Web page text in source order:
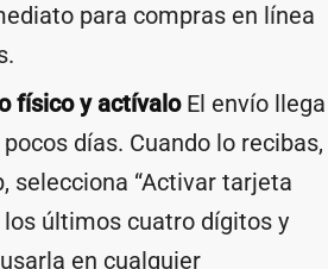
para compras en línea
físico y actívaloEl envío llega
días. Cuando lo recibas,
selecciona “Activar tarjeta
los últimos cuatro dígitos y
en cualquier